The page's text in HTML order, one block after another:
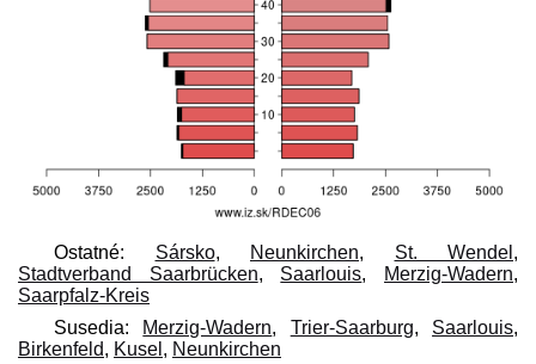
Ostatné: Sársko, Neunkirchen, St. Wendel ,
Stadtverband Saarbrücken, Saarlouis, Merzig-Wadern,
Saarpfalz-Kreis
Susedia: Merzig-Wadern, Trier-Saarburg, Saarlouis,
Birkenfeld, Kusel , Neunkirchen